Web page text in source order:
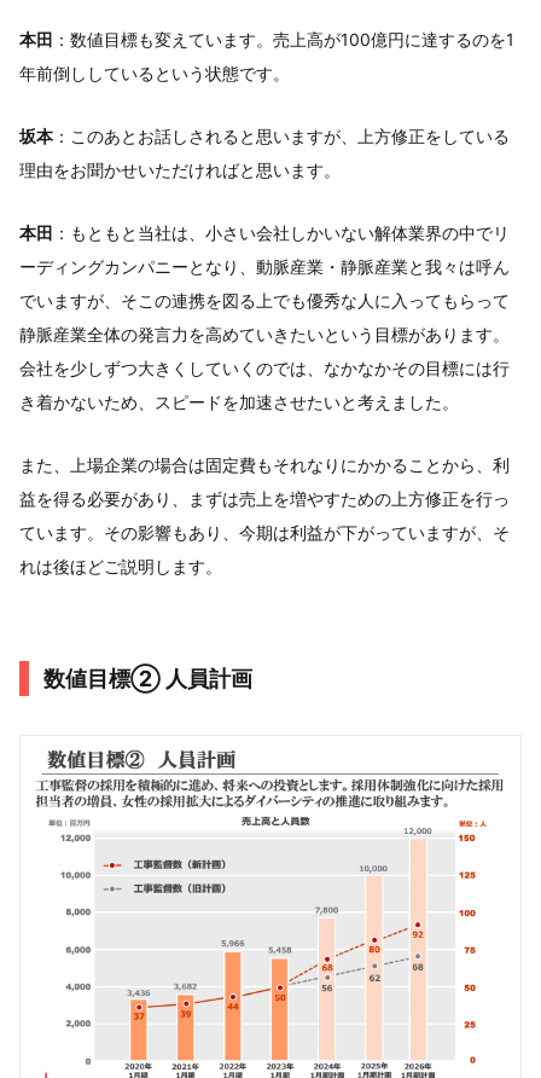
本田 ：数値目標も変えています。売上高が100億円に達するのを1
年前倒ししているという状態です。
坂本 ：このあとお話しされると思いますが、上方修正をしている
理由をお聞かせいただければと思います。
本田 ：もともと当社は、小さい会社しかいない解体業界の中でリ
ーディングカンパニーとなり、動脈産業・静脈産業と我々は呼ん
でいますが、そこの連携を図る上でも優秀な人に入ってもらって
静脈産業全体の発言力を高めていきたいという目標があります。
会社を少しずつ大きくしていくのでは、なかなかその目標には行
き着かないため、スピードを加速させたいと考えました。
また、上場企業の場合は固定費もそれなりにかかることから、利
益を得る必要があり、まずは売上を増やすための上方修正を行っ
ています。その影響もあり、今期は利益が下がっていますが、そ
れは後ほどご説明します。
数値目標② 人員計画